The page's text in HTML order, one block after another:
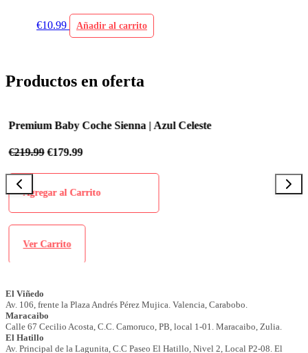
€10.99 Añadir al carrito
Productos en oferta
Premium Baby Coche Sienna | Azul Celeste
€219.99 €179.99
Agregar al Carrito
Ver Carrito